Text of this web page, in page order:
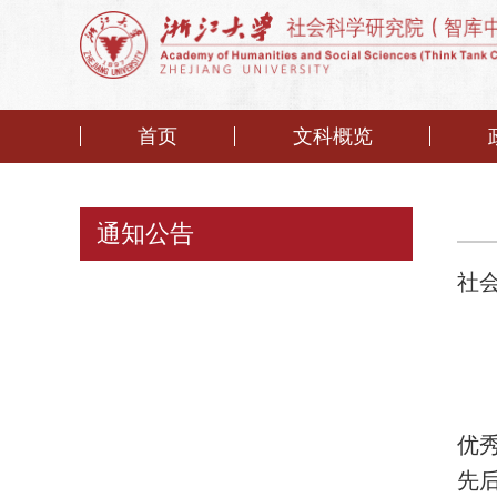
首页 文科概览
通知公告
社
优
先